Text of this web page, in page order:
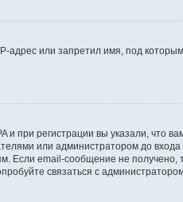
адрес или запретил имя, под
при регистрации вы указали, что
или администратором до входа
Если email-сообщение не получено,
связаться с